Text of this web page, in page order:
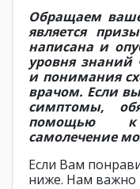
Обращаем
является
написана и
уровня знаний
и понимания
врачом. Если
симптомы,
помощью к
самолечение
Если Вам
ниже. Нам